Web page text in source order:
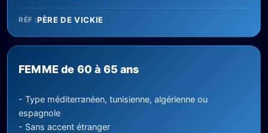
RÉF :PÈRE DE VICKIE
FEMME de 60 à 65 ans
- Type méditerranéen, tunisienne, algérienne ou
espagnole
- Sans accent étranger